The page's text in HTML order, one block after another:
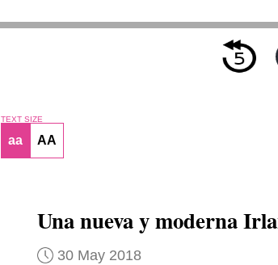
TEXT SIZE
aa AA
Una nueva y moderna
30 May 2018